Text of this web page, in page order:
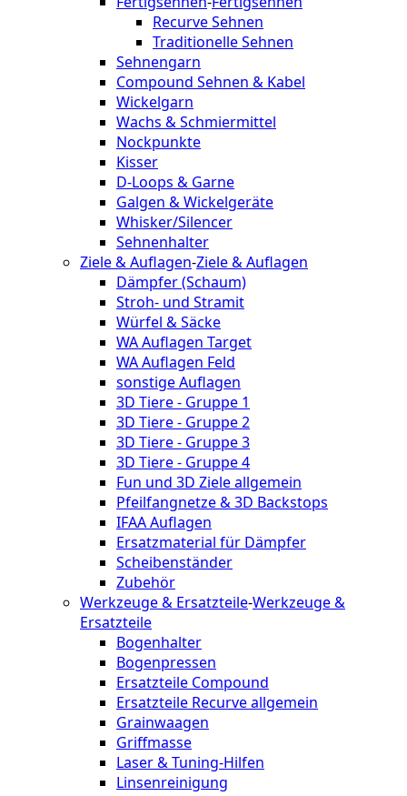
Recurve Sehnen
Traditionelle Sehnen
Sehnengarn
Compound Sehnen & Kabel
Wickelgarn
Wachs & Schmiermittel
Nockpunkte
Kisser
D-Loops & Garne
Galgen & Wickelgeräte
Whisker/Silencer
Sehnenhalter
Ziele & Auflagen-Ziele & Auflagen
Dämpfer (Schaum)
Stroh- und Stramit
Würfel & Säcke
WA Auflagen Target
WA Auflagen Feld
sonstige Auflagen
3D Tiere - Gruppe 1
3D Tiere - Gruppe 2
3D Tiere - Gruppe 3
3D Tiere - Gruppe 4
Fun und 3D Ziele allgemein
Pfeilfangnetze & 3D Backstops
IFAA Auflagen
Ersatzmaterial für Dämpfer
Scheibenständer
Zubehör
Werkzeuge & Ersatzteile-Werkzeuge &
Ersatzteile
Bogenhalter
Bogenpressen
Ersatzteile Compound
Ersatzteile Recurve allgemein
Grainwaagen
Griffmasse
Laser & Tuning-Hilfen
Linsenreinigung